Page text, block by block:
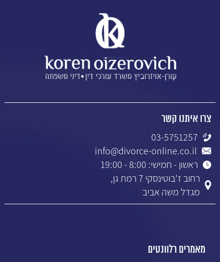
צרו איתנו קשר
03-5751257
info@divorce-online.co.il
ראשון - חמישי: 8:00 - 19:00
רחוב ז'בוטינסקי 7 רמת גן,
מגדל משה אביב
מאמרים רלוונטים